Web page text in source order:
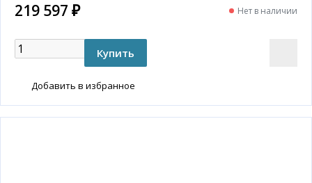
219 597 ₽ Нет в наличии
Добавить в избранное